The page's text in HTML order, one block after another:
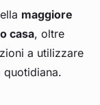
maggiore
casa, oltre
a utilizzare